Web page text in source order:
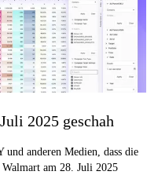
2025 geschah
und anderen Medien, dass die
Walmart am 28. Juli 2025